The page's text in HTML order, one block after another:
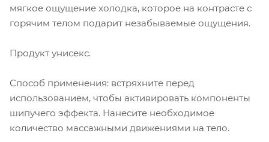
мягкое ощущение холодка, которое на контрасте с
горячим телом подарит незабываемые ощущения.
Продукт унисекс.
Способ применения: встряхните перед
использованием, чтобы активировать компоненты
шипучего эффекта. Нанесите необходимое
количество массажными движениями на тело.